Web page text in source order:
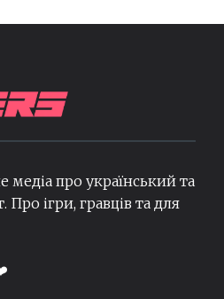
про український та
Про ігри, гравців та для